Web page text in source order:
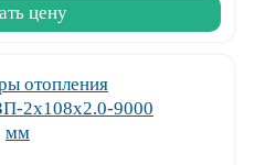
цену